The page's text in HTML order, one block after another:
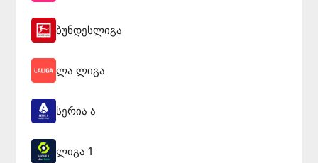
ბუნდესლიგა
ლა ლიგა
სერია ა
ლიგა 1